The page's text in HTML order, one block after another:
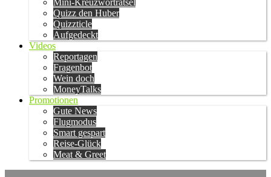
Mini-Kreuzworträtsel
Quizz den Huber
Quizzticle
Aufgedeckt
Videos
Reportagen
Fragenbot
Wein doch
MoneyTalks
Promotionen
Gute News
Flugmodus
Smart gespart
Reise-Glück
Meat & Greet